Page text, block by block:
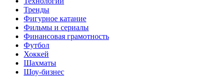
Тренды
Фигурное катание
Фильмы и сериалы
Финансовая грамотность
Футбол
Хоккей
Шахматы
Шоу-бизнес